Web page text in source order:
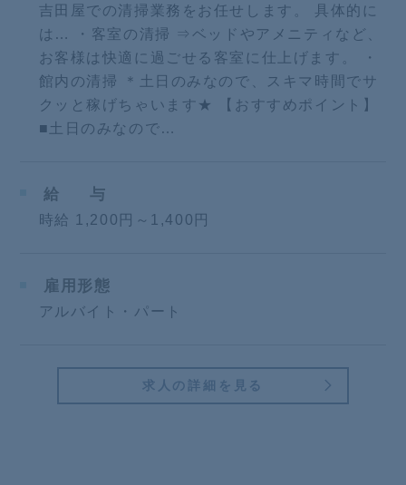
吉田屋での清掃業務をお任せします。 具体的に
は… ・客室の清掃 ⇒ベッドやアメニティなど、
お客様は快適に過ごせる客室に仕上げます。 ・
館内の清掃 ＊土日のみなので、スキマ時間でサ
クッと稼げちゃいます★ 【おすすめポイント】
■土日のみなので…
給 与
時給 1,200円～1,400円
雇用形態
アルバイト・パート
求人の詳細を見る